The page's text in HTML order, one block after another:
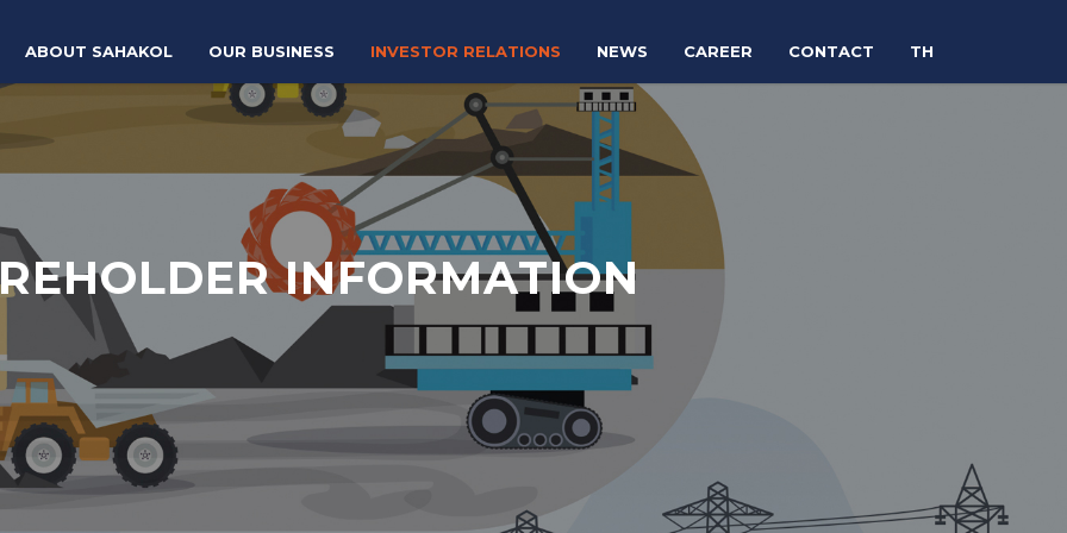
ABOUT SAHAKOL OUR BUSINESS INVESTOR RELATIONS NEWS CAREER CONTACT TH
INFORMATION